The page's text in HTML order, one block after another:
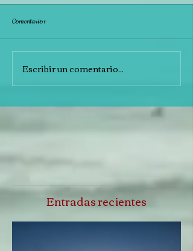
Comentarios
Escribir un comentario...
Entradas recientes